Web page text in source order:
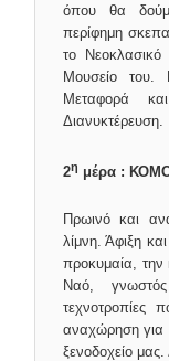
όπου θα
περίφημη
το
Μουσείο του.
Μεταφορά
Διανυκτέρευση.
2η μέρα :
Πρωινό και
λίμνη. Άφιξη
προκυμαία, την
Ναό, γνωστός
τεχνοτροπίες
αναχώρηση για
ξενοδοχείο μας.